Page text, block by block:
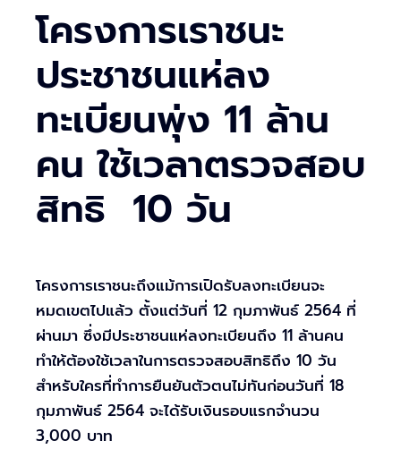
โครงการเราชนะ
ประชาชนแห่ลง
ทะเบียนพุ่ง 11 ล้าน
คน ใช้เวลาตรวจสอบ
สิทธิ 10 วัน
โครงการเราชนะถึงแม้การเปิดรับลงทะเบียนจะ
หมดเขตไปแล้ว ตั้งแต่วันที่ 12 กุมภาพันธ์ 2564 ที่
ผ่านมา ซึ่งมีประชาชนแห่ลงทะเบียนถึง 11 ล้านคน
ทำให้ต้องใช้เวลาในการตรวจสอบสิทธิถึง 10 วัน
สำหรับใครที่ทำการยืนยันตัวตนไม่ทันก่อนวันที่ 18
กุมภาพันธ์ 2564 จะได้รับเงินรอบแรกจำนวน
3,000 บาท